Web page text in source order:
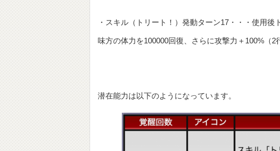
・スキル（トリート！）発動ターン17・・・使用後
味方の体力を100000回復、さらに攻撃力＋100%（
潜在能力は以下のようになっています。